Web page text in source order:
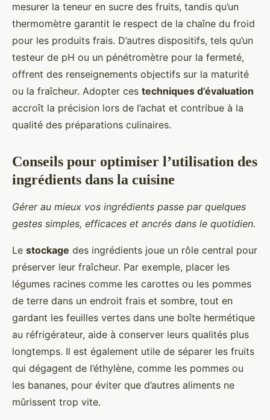
mesurer la teneur en sucre des fruits, tandis qu’un
thermomètre garantit le respect de la chaîne du froid
pour les produits frais. D’autres dispositifs, tels qu’un
testeur de pH ou un pénétromètre pour la fermeté,
offrent des renseignements objectifs sur la maturité
ou la fraîcheur. Adopter ces techniques d’évaluation
accroît la précision lors de l’achat et contribue à la
qualité des préparations culinaires.
Conseils pour optimiser l’utilisation des
ingrédients dans la cuisine
Gérer au mieux vos ingrédients passe par quelques
gestes simples, efficaces et ancrés dans le quotidien.
Le stockage des ingrédients joue un rôle central pour
préserver leur fraîcheur. Par exemple, placer les
légumes racines comme les carottes ou les pommes
de terre dans un endroit frais et sombre, tout en
gardant les feuilles vertes dans une boîte hermétique
au réfrigérateur, aide à conserver leurs qualités plus
longtemps. Il est également utile de séparer les fruits
qui dégagent de l’éthylène, comme les pommes ou
les bananes, pour éviter que d’autres aliments ne
mûrissent trop vite.